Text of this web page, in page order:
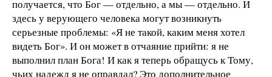
получается, что Бог — отдельно, а мы — отдельно. И
здесь у верующего человека могут возникнуть
серьезные проблемы: «Я не такой, каким меня хотел
видеть Бог». И он может в отчаяние прийти: я не
выполнил план Бога! И как я теперь обращусь к Тому,
чьих надежд я не оправдал? Это дополнительное